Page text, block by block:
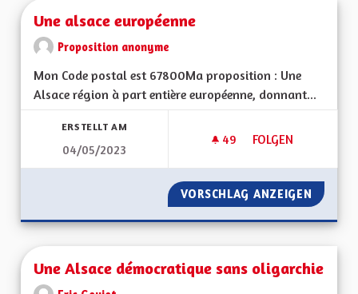
Une alsace européenne
Proposition anonyme
Mon Code postal est 67800Ma proposition : Une
Alsace région à part entière européenne, donnant...
ERSTELLT AM
04/05/2023
49 49 FOLLOWER
FOLGEN
UNE ALSACE
VORSCHLAG ANZEIGEN UNE
Une Alsace démocratique sans oligarchie